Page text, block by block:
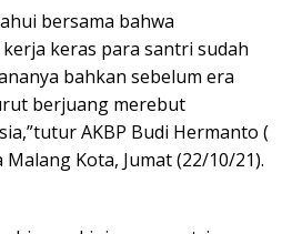
bersama bahwa
keras para santri sudah
bahkan sebelum era
berjuang merebut
AKBP Budi Hermanto (
Kota, Jumat (22/10/21).